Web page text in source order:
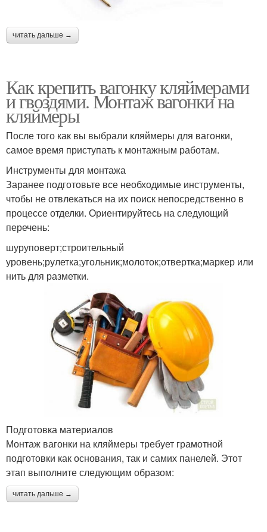
читать дальше →
Как крепить вагонку кляймерами
и гвоздями. Монтаж вагонки на
кляймеры
После того как вы выбрали кляймеры для вагонки,
самое время приступать к монтажным работам.
Инструменты для монтажа
Заранее подготовьте все необходимые инструменты,
чтобы не отвлекаться на их поиск непосредственно в
процессе отделки. Ориентируйтесь на следующий
перечень:
шуруповерт;строительный
уровень;рулетка;угольник;молоток;отвертка;маркер или
нить для разметки.
Подготовка материалов
Монтаж вагонки на кляймеры требует грамотной
подготовки как основания, так и самих панелей. Этот
этап выполните следующим образом:
читать дальше →